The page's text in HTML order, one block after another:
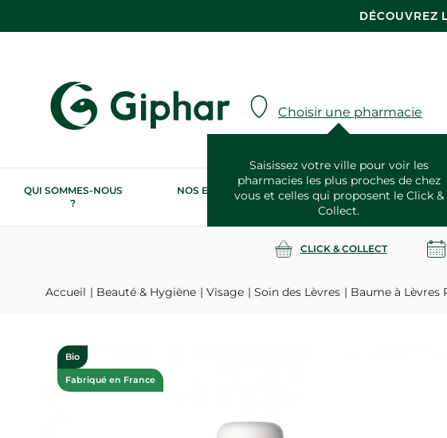
DÉCOUVREZ
Choisir une pharmacie
Saisissez votre ville pour voir les
pharmacies les plus proches de chez
vous et celles qui proposent le Click &
Collect.
QUI SOMMES-NOUS
?
NOS ENGAGEMENTS
RSE
NOS SERVICES
SANTÉ
CLICK & COLLECT
Accueil Beauté & Hygiène Visage Soin des Lèvres Baume à Lèvres
Bio
Fabriqué en France